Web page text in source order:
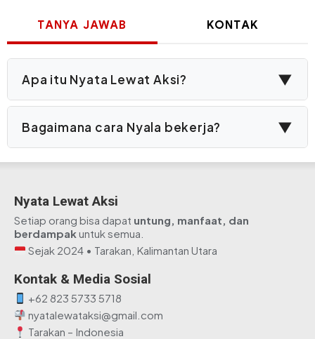
untuk
harga
pangan,
inflasi,
TANYA JAWAB KONTAK
Apa itu Nyata Lewat Aksi? ▼
Bagaimana cara Nyala bekerja? ▼
Nyata Lewat Aksi
Setiap orang bisa dapat untung, manfaat, dan
berdampakuntuk semua.
Sejak 2024 • Tarakan, Kalimantan Utara
Kontak & Media Sosial
+62 823 5733 5718
nyatalewataksi@gmail.com
Tarakan – Indonesia